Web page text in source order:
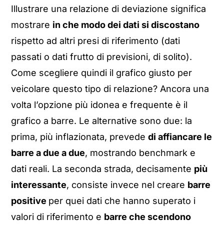
Illustrare una relazione di deviazione significa
mostrare in che modo dei dati si discostano
rispetto ad altri presi di riferimento (dati
passati o dati frutto di previsioni, di solito).
Come scegliere quindi il grafico giusto per
veicolare questo tipo di relazione? Ancora una
volta l’opzione più idonea e frequente è il
grafico a barre. Le alternative sono due: la
prima, più inflazionata, prevededi affiancare le
barre a due a due, mostrando benchmark e
dati reali. La seconda strada, decisamente più
interessante, consiste invece nel creare barre
positive per quei dati che hanno superato i
valori di riferimento e barre che scendono